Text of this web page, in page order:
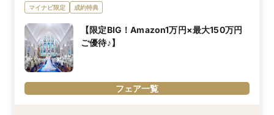
マイナビ限定 成約特典
【限定BIG！Amazon1万円×最大150万円
ご優待♪】
フェア一覧